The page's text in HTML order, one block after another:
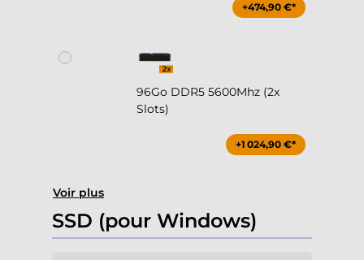
+474,90 €*
96Go DDR5 5600Mhz (2x
Slots)
+1 024,90 €*
Voir plus
SSD (pour Windows)